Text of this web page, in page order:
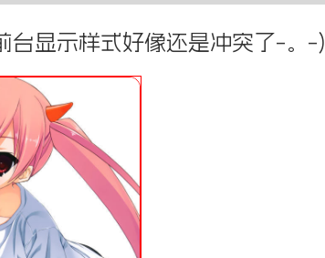
台显示样式好像还是冲突了-。-)